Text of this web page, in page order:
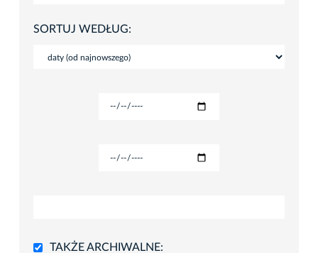
SORTUJ WEDŁUG:
TAKŻE ARCHIWALNE: